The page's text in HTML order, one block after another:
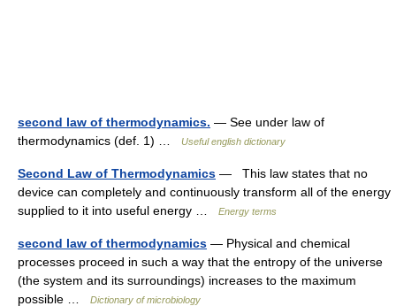
second law of thermodynamics. — See under law of
thermodynamics (def. 1) …
Useful english dictionary
Second Law of Thermodynamics — This law states that no
device can completely and continuously transform all of the energy
supplied to it into useful energy …
Energy terms
second law of thermodynamics — Physical and chemical
processes proceed in such a way that the entropy of the universe
(the system and its surroundings) increases to the maximum
possible …
Dictionary of microbiology